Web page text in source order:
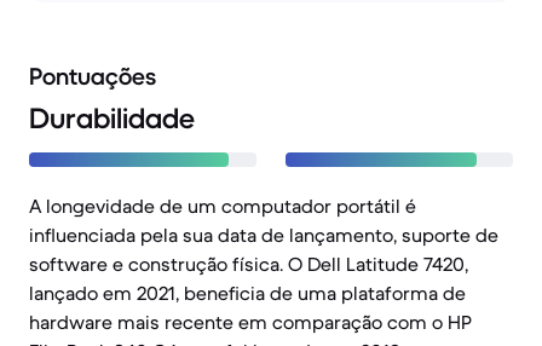
Pontuações
Durabilidade
A longevidade de um computador portátil é
influenciada pela sua data de lançamento, suporte de
software e construção física. O Dell Latitude 7420,
lançado em 2021, beneficia de uma plataforma de
hardware mais recente em comparação com o HP